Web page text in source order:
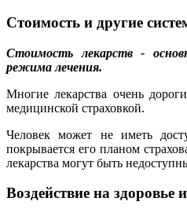
Стоимость и другие
Стоимость лекарств -
режима лечения.
Многие лекарства очень
медицинской страховкой.
Человек может не иметь
покрывается его планом
лекарства могут быть
Воздействие на здоровье